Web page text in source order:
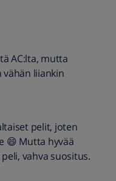
AC:lta, mutta
vähän liiankin
pelit, joten
😄 Mutta hyvää
vahva suositus.